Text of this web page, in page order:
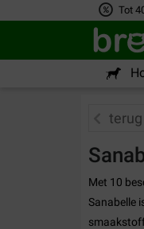
Tot
terug
Met 10
Sanabelle